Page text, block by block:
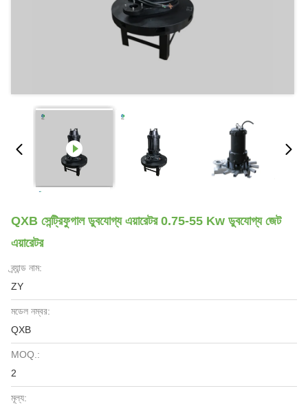
QXB সেন্ট্রিফুগাল ডুবযোগ্য এয়ারেটর 0.75-55 Kw ডুবযোগ্য জেট
এয়ারেটর
ব্র্যান্ড নাম:
ZY
মডেল নম্বর:
QXB
MOQ.:
2
মূল্য: